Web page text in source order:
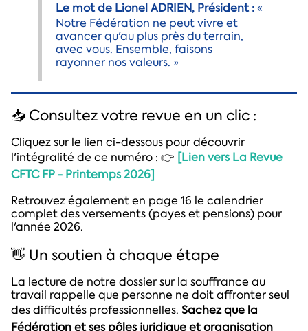
Le mot de Lionel ADRIEN, Président :«
Notre Fédération ne peut vivre et
avancer qu'au plus près du terrain,
avec vous. Ensemble, faisons
rayonner nos valeurs. »
📥 Consultez votre revue en un clic :
Cliquez sur le lien ci-dessous pour découvrir
l'intégralité de ce numéro : 👉 [Lien vers La Revue
CFTC FP - Printemps 2026]
Retrouvez également en page 16 le calendrier
complet des versements (payes et pensions) pour
l'année 2026.
👋 Un soutien à chaque étape
La lecture de notre dossier sur la souffrance au
travail rappelle que personne ne doit affronter seul
des difficultés professionnelles. Sachez que la
Fédération et ses pôles juridique et organisation